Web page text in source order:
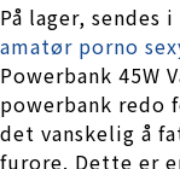
På lager, sendes
amatør porno
Powerbank 45W
powerbank redo
det vanskelig å
furore. Dette er